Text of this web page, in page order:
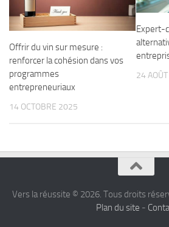
Offrir du vin sur mesure :
renforcer la cohésion dans vos
programmes
entrepreneuriaux
14 OCTOBRE 2025
Expert-
24
Vers la réussite © 2026. Tous droits
Plan du site -